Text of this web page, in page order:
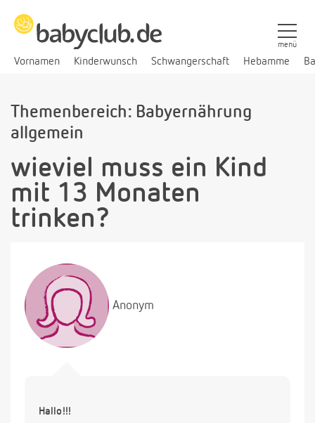
Vornamen Kinderwunsch Schwangerschaft Hebamme
menü
Themenbereich: Babyernährung
allgemein
wieviel muss ein Kind
mit 13 Monaten
trinken?
Anonym
Hallo!!!